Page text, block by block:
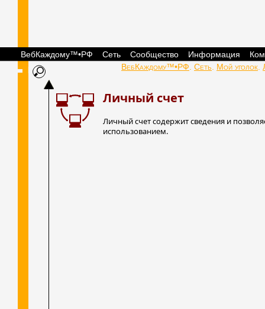
Личный счет
Личный счет содержит сведения и
использованием.
ВебКаждому™•РФ Сеть Сообщество Информация
ВебКаждому™•РФ Сеть Мой уголок